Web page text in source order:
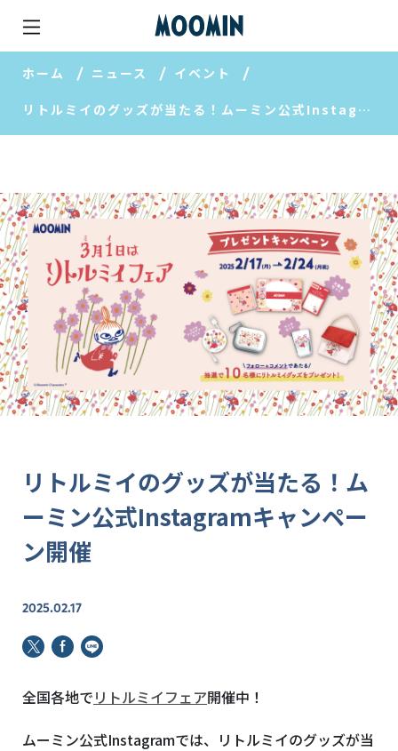
ホーム ニュース イベント
リトルミイのグッズが当たる！ムーミン公式Instagramキャンペーン開催
リトルミイのグッズが当たる！ム
ーミン公式Instagramキャンペー
ン開催
2025.02.17
全国各地でリトルミイフェア開催中！
ムーミン公式Instagramでは、リトルミイのグッズが当